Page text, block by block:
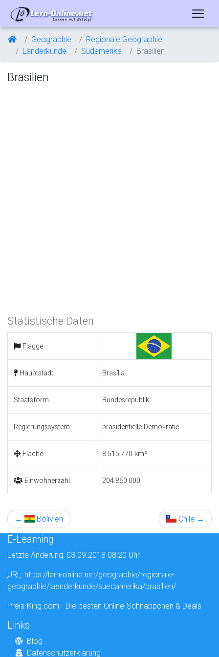
Geographie
Regionale Geographie
Länderkunde
Südamerika Brasilien
Brasilien
Statistische Daten
Flagge
Hauptstadt Brasília
Staatsform Bundesrepublik
Regierungssystem präsidentielle Demokratie
Fläche 8.515.770 km²
Einwohnerzahl 204.860.000
← Bolivien Chile →
E-Learning
Letzte Änderung: 03.09.2018 08:20 Uhr
URL: https://lern-online.net/geographie/regionale-
geographie/laenderkunde/suedamerika/brasilien/
Preis-King.com - Die besten Online-Schnäppchen & Deals
Links
Blog
Datenschutzerklärung